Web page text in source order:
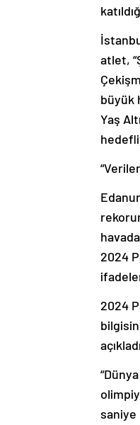
atlet,
büyük
Yaş
2024
2024
saniye